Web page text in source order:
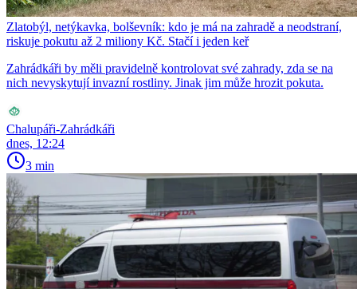
Zlatobýl, netýkavka, bolševník: kdo je má na zahradě a neodstraní,
riskuje pokutu až 2 miliony Kč. Stačí i jeden keř
Zahrádkáři by měli pravidelně kontrolovat své zahrady, zda se na
nich nevyskytují invazní rostliny. Jinak jim může hrozit pokuta.
Chalupáři-Zahrádkáři
dnes, 12:24
3 min